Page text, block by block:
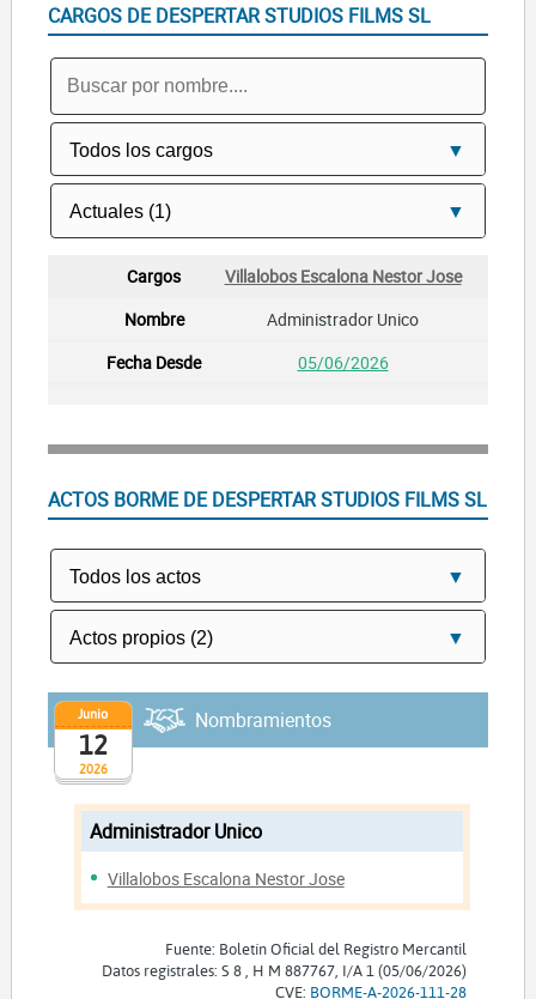
CARGOS DE DESPERTAR STUDIOS FILMS SL
Villalobos Escalona Nestor Jose
Administrador Unico
05/06/2026
ACTOS BORME DE DESPERTAR STUDIOS FILMS SL
2026
Junio
12
Nombramientos
Administrador Unico
Villalobos Escalona Nestor Jose
Fuente: Boletín Oficial del Registro Mercantil
Datos registrales: S 8 , H M 887767, I/A 1 (05/06/2026)
CVE: BORME-A-2026-111-28